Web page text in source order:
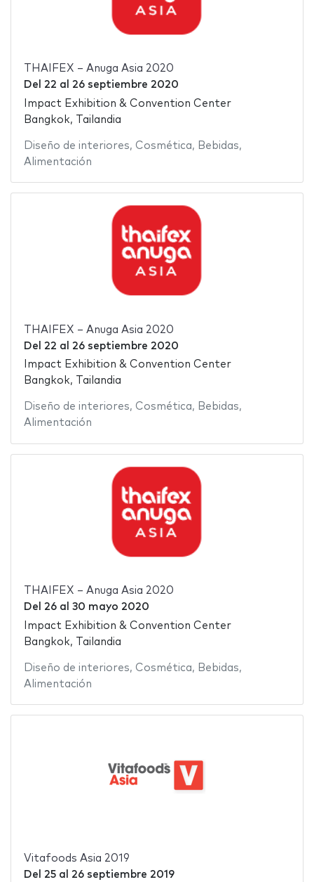
THAIFEX – Anuga Asia 2020
Del 22 al 26 septiembre 2020
Impact Exhibition & Convention Center
Bangkok, Tailandia
Diseño de interiores, Cosmética, Bebidas,
Alimentación
THAIFEX – Anuga Asia 2020
Del 22 al 26 septiembre 2020
Impact Exhibition & Convention Center
Bangkok, Tailandia
Diseño de interiores, Cosmética, Bebidas,
Alimentación
THAIFEX – Anuga Asia 2020
Del 26al 30 mayo 2020
Impact Exhibition & Convention Center
Bangkok, Tailandia
Diseño de interiores, Cosmética, Bebidas,
Alimentación
Vitafoods Asia 2019
Del 25al 26 septiembre 2019